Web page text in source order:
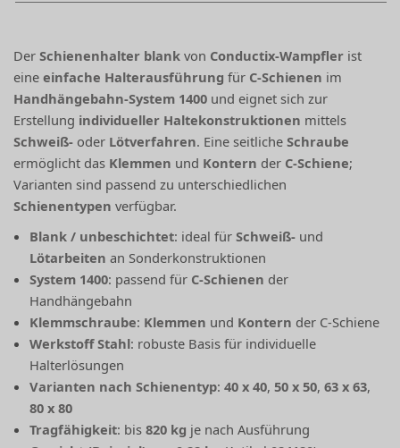
DerSchienenhalter blank von Conductix-Wampfler ist
eineeinfache Halterausführung für C-Schienen im
Handhängebahn-System 1400 und eignet sich zur
Erstellung individueller Haltekonstruktionen mittels
Schweiß- oder Lötverfahren. Eine seitlicheSchraube
ermöglicht das Klemmen und Kontern der C-Schiene;
Varianten sind passend zu unterschiedlichen
Schienentypen verfügbar.
Blank / unbeschichtet: ideal fürSchweiß- und
Lötarbeiten an Sonderkonstruktionen
System 1400: passend für C-Schienen der
Handhängebahn
Klemmschraube: Klemmen und Kontern der C-Schiene
Werkstoff Stahl: robuste Basis für individuelle
Halterlösungen
Varianten nach Schienentyp:40 x 40,50 x 50,63 x 63,
80 x 80
Tragfähigkeit: bis820 kg je nach Ausführung